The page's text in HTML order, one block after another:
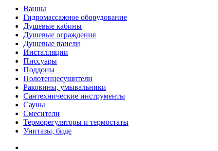
Ванны
Гидромассажное оборудование
Душевые кабины
Душевые ограждения
Душевые панели
Инсталляции
Писсуары
Поддоны
Полотенцесушители
Раковины, умывальники
Сантехнические инструменты
Сауны
Смесители
Терморегуляторы и термостаты
Унитазы, биде